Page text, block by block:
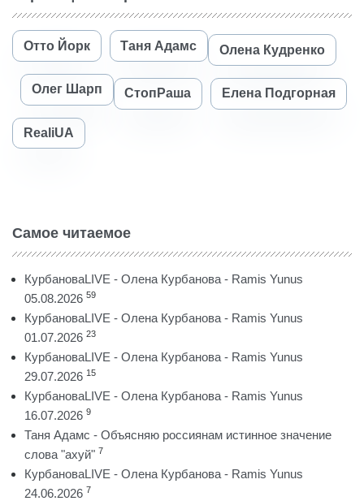
Отто Йорк Таня Адамс Олена Кудренко
Олег Шарп СтопРаша Елена Подгорная
RealiUA
Самое читаемое
КурбановаLIVE - Олена Курбанова - Ramis Yunus
05.08.2026 59
КурбановаLIVE - Олена Курбанова - Ramis Yunus
01.07.2026 23
КурбановаLIVE - Олена Курбанова - Ramis Yunus
29.07.2026 15
КурбановаLIVE - Олена Курбанова - Ramis Yunus
16.07.2026 9
Таня Адамс - Объясняю россиянам истинное значение
слова "ахуй" 7
КурбановаLIVE - Олена Курбанова - Ramis Yunus
24.06.2026 7